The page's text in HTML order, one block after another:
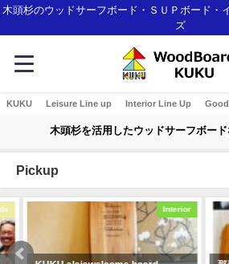
木頭杉のウッドサーフボード・ＳＵＰボード・
ズ
KUKU Leisure Line up Interior Line Up
木頭杉を活用したウッドサーフボー
Pickup
Interior